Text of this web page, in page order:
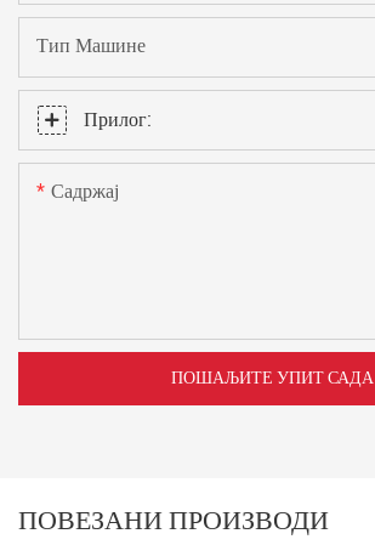
Тип Машине
Прилог:
Садржај
ПОШАЉИТЕ УПИТ САДА
ПОВЕЗАНИ ПРОИЗВОДИ